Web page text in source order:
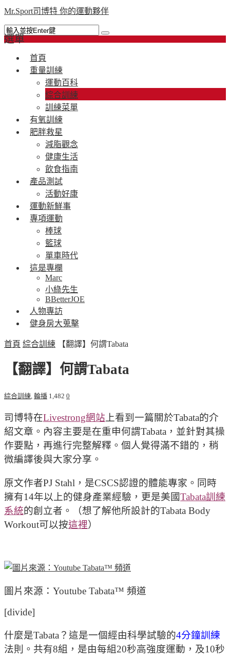
Mr.Sport司博特 你的運動夥伴
選單
首頁
重量訓練
運動百科
綜合訓練
訓練菜單
有氧訓練
肥胖救星
減脂觀念
健康生活
飲食指南
產品測試
活動好康
運動新鮮事
專項運動
棒球
籃球
單車時代
這是專欄
Marc
小綠先生
BBetterJOE
人物專訪
健身房大蒐擊
首頁 綜合訓練 【翻譯】何謂Tabata
【翻譯】何謂Tabata
綜合訓練 輪播 1,482 0
司博特在Livestrong網站上看到一篇關於Tabata的介
紹文章。內容主要是在重申何謂Tabata，並針對其操
作要點，再進行完整解釋。個人覺得滿不錯的，稍
微編譯後與大家分享。
原文作者PJ Stahl，是CSCS認證的體能專家。同時
擁有14年以上的健身產業經驗，更是美國Tabata訓練
系統的創立者。（想了解他所設計的Tabata Body
Workout可以按這裡）
圖片來源：Youtube Tabata™ 頻道
[divide]
什麼是Tabata？這是一個經由科學試驗的4分鐘訓練
法則。共有8組，是由每組20秒高強度運動，及10秒